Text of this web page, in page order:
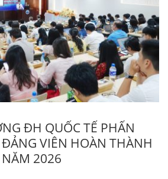
ĐH QUỐC TẾ PHẤN
VIÊN HOÀN THÀNH
2026